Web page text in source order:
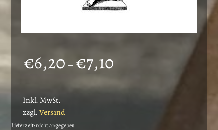
€6,20–€7,10
bis
Inkl. MwSt.
zzgl.Versand
Lieferzeit: nicht angegeben